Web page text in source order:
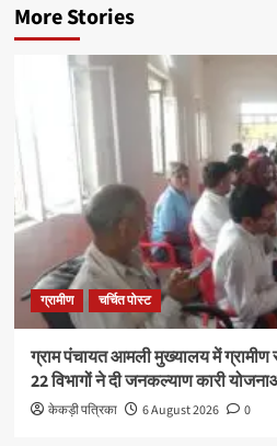
More Stories
ग्रामीण चर्चित पोस्ट
ग्राम पंचायत आमली मुख्यालय में
22 विभागों ने दी जनकल्याण कारी
केकड़ी पत्रिका 6 August 2026 0